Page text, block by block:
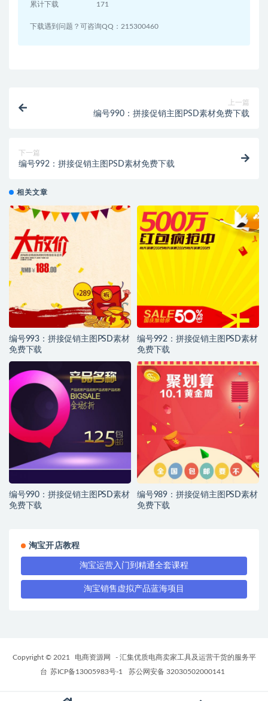
累计下载 171
下载遇到问题？可咨询QQ：215300460
上一篇
编号990：拼接促销主图PSD素材免费下载
下一篇
编号992：拼接促销主图PSD素材免费下载
相关文章
编号993：拼接促销主图PSD素材
免费下载
编号992：拼接促销主图PSD素材
免费下载
编号990：拼接促销主图PSD素材
免费下载
编号989：拼接促销主图PSD素材
免费下载
淘宝开店教程
淘宝运营入门到精通全套课程
淘宝销售虚拟产品蓝海项目
Copyright © 2021 电商资源网
- 汇集优质电商卖家工具及运营干货的服务平
台 苏ICP备13005983号-1 苏公网安备 32030502000141